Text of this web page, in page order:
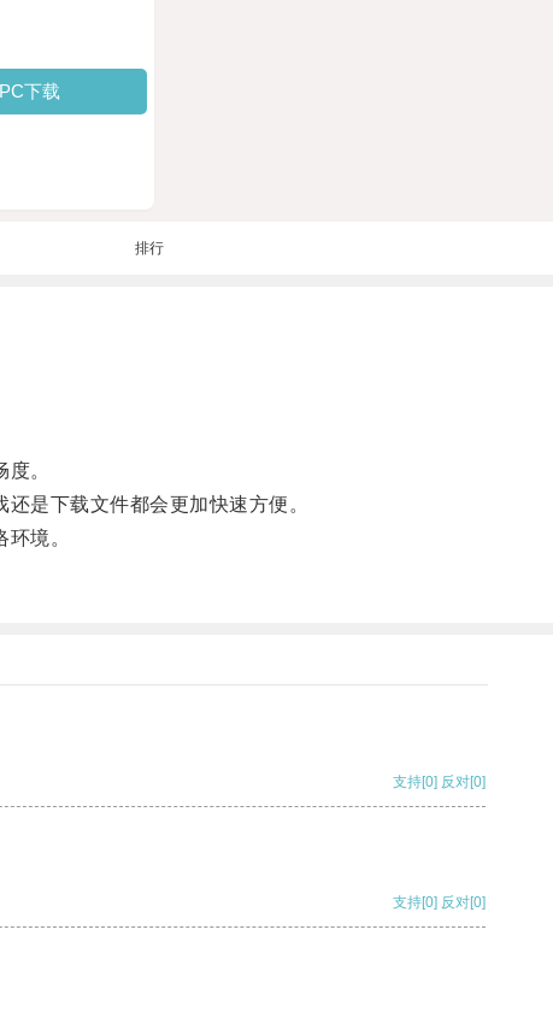
PC下载
排行
。
是下载文件都会更加快速方便。
境。
支持[0] 反对[0]
支持[0] 反对[0]